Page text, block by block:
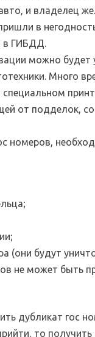
и владелец
в
в ГИБДД.
можно будет
Много
от подделок,
номеров,
(они будут
не может быть
дубликат гос
то получить